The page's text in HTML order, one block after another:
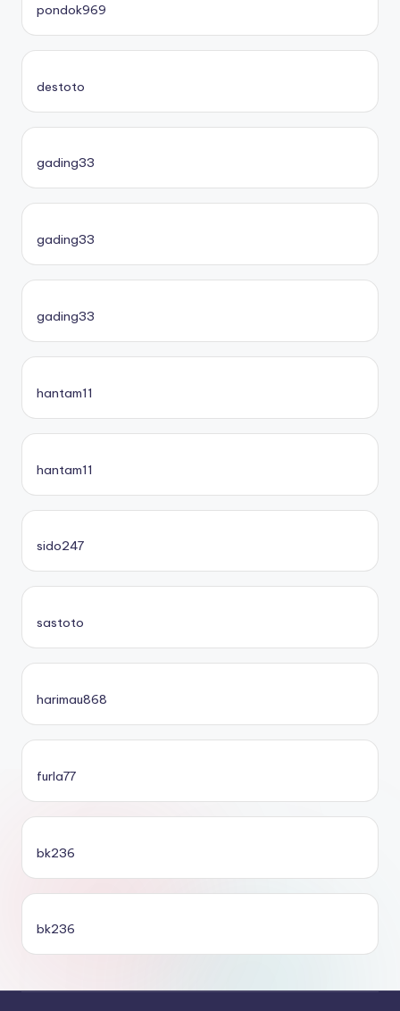
pondok969
destoto
gading33
gading33
gading33
hantam11
hantam11
sido247
sastoto
harimau868
furla77
bk236
bk236